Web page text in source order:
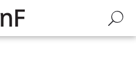
Recherche